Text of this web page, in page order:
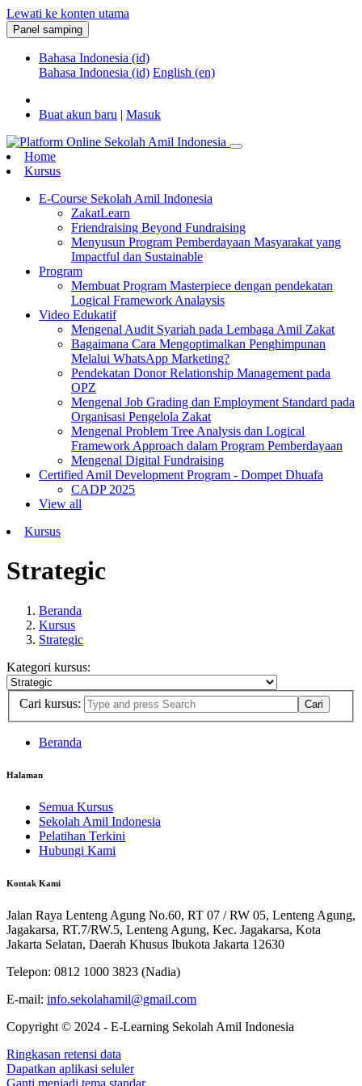
Lewati ke konten utama
Panel samping
Bahasa Indonesia ‎(id)‎
Bahasa Indonesia ‎(id)‎ English ‎(en)‎
Buat akun baru | Masuk
Home
Kursus
E-Course Sekolah Amil Indonesia
ZakatLearn
Friendraising Beyond Fundraising
Menyusun Program Pemberdayaan Masyarakat yang
Impactful dan Sustainable
Program
Membuat Program Masterpiece dengan pendekatan
Logical Framework Analaysis
Video Edukatif
Mengenal Audit Syariah pada Lembaga Amil Zakat
Bagaimana Cara Mengoptimalkan Penghimpunan
Melalui WhatsApp Marketing?
Pendekatan Donor Relationship Management pada
OPZ
Mengenal Job Grading dan Employment Standard pada
Organisasi Pengelola Zakat
Mengenal Problem Tree Analysis dan Logical
Framework Approach dalam Program Pemberdayaan
Mengenal Digital Fundraising
Certified Amil Development Program - Dompet Dhuafa
CADP 2025
View all
Kursus
Strategic
Beranda
Kursus
Strategic
Kategori kursus:
Cari kursus:
Beranda
Halaman
Semua Kursus
Sekolah Amil Indonesia
Pelatihan Terkini
Hubungi Kami
Kontak Kami
Jalan Raya Lenteng Agung No.60, RT 07 / RW 05, Lenteng Agung,
Jagakarsa, RT.7/RW.5, Lenteng Agung, Kec. Jagakarsa, Kota
Jakarta Selatan, Daerah Khusus Ibukota Jakarta 12630
Telepon: 0812 1000 3823 (Nadia)
E-mail: info.sekolahamil@gmail.com
Copyright © 2024 - E-Learning Sekolah Amil Indonesia
Ringkasan retensi data
Dapatkan aplikasi seluler